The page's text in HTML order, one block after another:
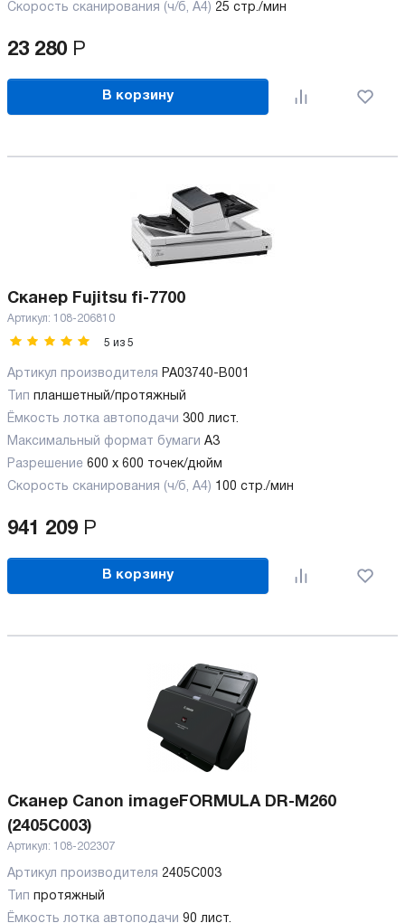
Скорость сканирования (ч/б, А4) 25 стр./мин
23 280 Р
В корзину
Сканер Fujitsu fi-7700
Артикул: 108-206810
5 из 5
Артикул производителя PA03740-B001
Тип планшетный/протяжный
Ёмкость лотка автоподачи 300 лист.
Максимальный формат бумаги А3
Разрешение 600 x 600 точек/дюйм
Скорость сканирования (ч/б, А4) 100 стр./мин
941 209 Р
В корзину
Сканер Canon imageFORMULA DR-M260
(2405C003)
Артикул: 108-202307
Артикул производителя 2405C003
Тип протяжный
Ёмкость лотка автоподачи 90 лист.